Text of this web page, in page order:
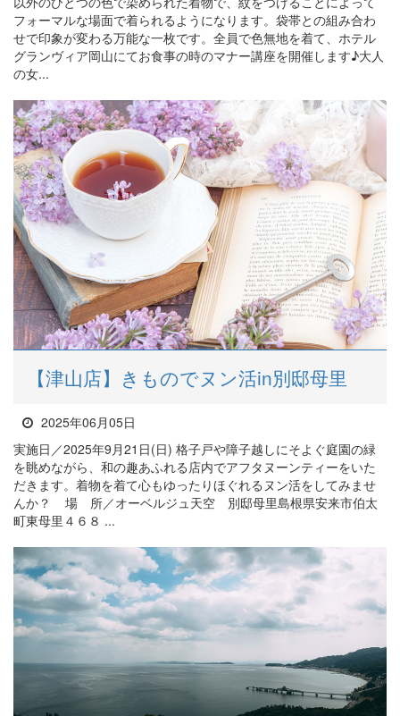
フォーマルな場面で着られるようになります。袋帯との組み合わ
せで印象が変わる万能な一枚です。全員で色無地を着て、ホテル
グランヴィア岡山にてお食事の時のマナー講座を開催します♪大人
の女...
【津山店】きものでヌン活in別邸母里
2025年06月05日
実施日／2025年9月21日(日) 格子戸や障子越しにそよぐ庭園の緑
を眺めながら、和の趣あふれる店内でアフタヌーンティーをいた
だきます。着物を着て心もゆったりほぐれるヌン活をしてみませ
んか？ 場 所／オーベルジュ天空 別邸母里島根県安来市伯太
町東母里４６８ ...